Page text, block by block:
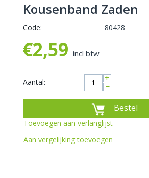
Kousenband Zaden
Code: 80428
€2,59 incl btw
Aantal: +
−
Bestel
Toevoegen aan verlanglijst
Aan vergelijking toevoegen